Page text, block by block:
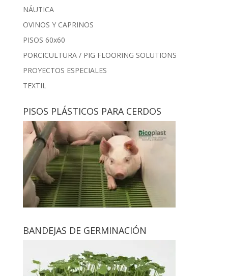
NÁUTICA
OVINOS Y CAPRINOS
PISOS 60x60
PORCICULTURA / PIG FLOORING SOLUTIONS
PROYECTOS ESPECIALES
TEXTIL
PISOS PLÁSTICOS PARA CERDOS
BANDEJAS DE GERMINACIÓN